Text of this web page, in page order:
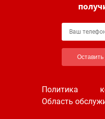
Оставить
Политика
Область